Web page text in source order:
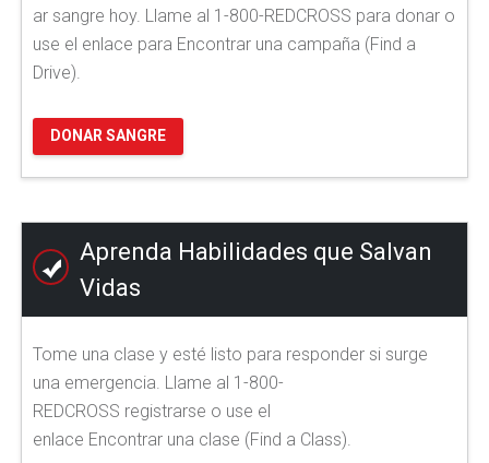
ar sangre hoy. Llame al 1-800-REDCROSS para donar o
use el enlace para Encontrar una campaña (Find a
Drive).
DONAR SANGRE
Aprenda Habilidades que Salvan
Vidas
Tome una clase y esté listo para responder si surge
una emergencia. Llame al 1-800-
REDCROSS registrarse o use el
enlace Encontrar una clase (Find a Class).